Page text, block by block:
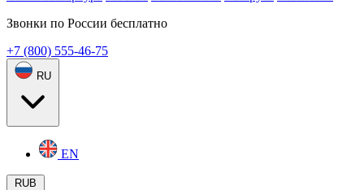
Звонки по России бесплатно
+7 (800) 555-46-75
RU
EN
RUB